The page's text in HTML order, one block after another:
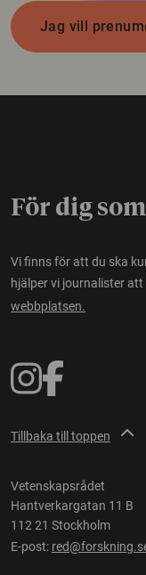
Jag vill
För dig
Vi finns för att du ska
hjälper vi journalister
webbplatsen.
Tillbaka till toppen
Vetenskapsrådet
Hantverkargatan 11 B
112 21 Stockholm
E-post: